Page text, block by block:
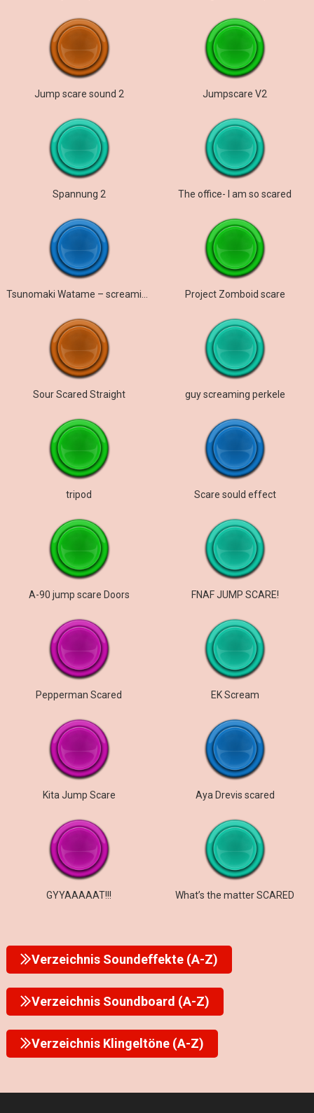
Jump scare sound 2 Jumpscare V2
Spannung 2 The office- I am so scared
Project Zomboid scare
Sour Scared Straight guy screaming perkele
tripod Scare sould effect
A-90 jump scare Doors FNAF JUMP SCARE!
Pepperman Scared EK Scream
Kita Jump Scare Aya Drevis scared
GYYAAAAAT!!! What’s the matter SCARED
Verzeichnis Soundeffekte (A-Z)
Verzeichnis Soundboard (A-Z)
Verzeichnis Klingeltöne (A-Z)